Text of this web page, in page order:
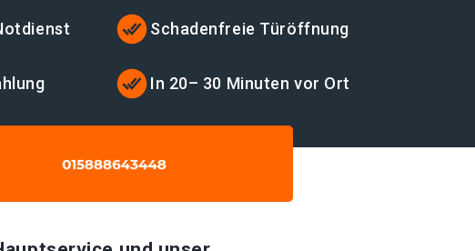
Schadenfreie Türöffnung
In 20– 30 Minuten vor Ort